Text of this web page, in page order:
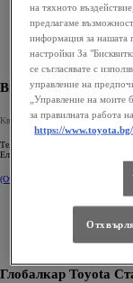
Виа Интеркар
Kвартал Дружба 1 - Плевен
Телефон
Електронна поща:
(Отваряне на нов прозорец)
Глобалкар Toyota
на тяхното
предлагаме
информация за нашата
настройки За
се съгласявате с
управление на
„Управление на моите
за правилната работа
https://